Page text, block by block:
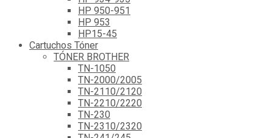
HP 950-951
HP 953
HP15-45
Cartuchos Tóner
TÓNER BROTHER
TN-1050
TN-2000/2005
TN-2110/2120
TN-2210/2220
TN-230
TN-2310/2320